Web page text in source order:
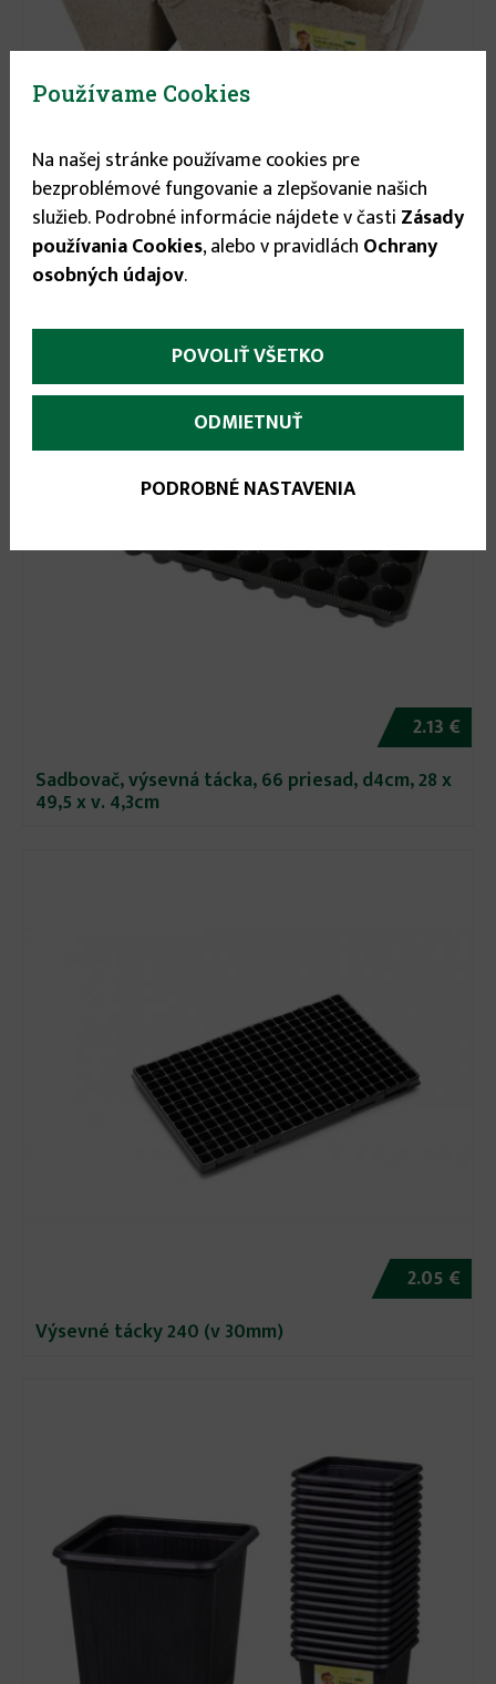
2.15 €
Kvetináč rašelinový na priesady 12ks/8x8cm
2.13 €
Sadbovač, výsevná tácka, 66 priesad, d4cm, 28 x
49,5 x v. 4,3cm
2.05 €
Výsevné tácky 240 (v 30mm)
Používame Cookies
Na našej stránke používame cookies pre
bezproblémové fungovanie a zlepšovanie našich
služieb. Podrobné informácie nájdete v časti Zásady
používania Cookies, alebo v pravidlách Ochrany
osobných údajov.
POVOLIŤ VŠETKO
ODMIETNUŤ
PODROBNÉ NASTAVENIA